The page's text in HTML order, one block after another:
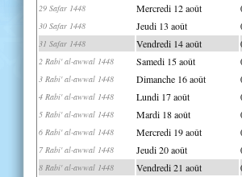
29 Safar 1448 Mercredi 12 août
30 Safar 1448 Jeudi 13 août
31 Safar 1448 Vendredi 14 août
2 Rabi' al-awwal 1448 Samedi 15 août
3 Rabi' al-awwal 1448 Dimanche 16 août
4 Rabi' al-awwal 1448 Lundi 17 août
5 Rabi' al-awwal 1448 Mardi 18 août
6 Rabi' al-awwal 1448 Mercredi 19 août
7 Rabi' al-awwal 1448 Jeudi 20 août
8 Rabi' al-awwal 1448 Vendredi 21 août